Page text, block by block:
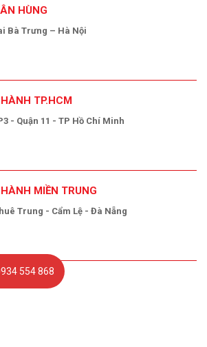
HÙNG
Bà Trưng – Hà Nội
TP.HCM
- Quận 11 - TP Hồ Chí Minh
MIỀN TRUNG
Trung - Cẩm Lệ - Đà Nẵng
554 868